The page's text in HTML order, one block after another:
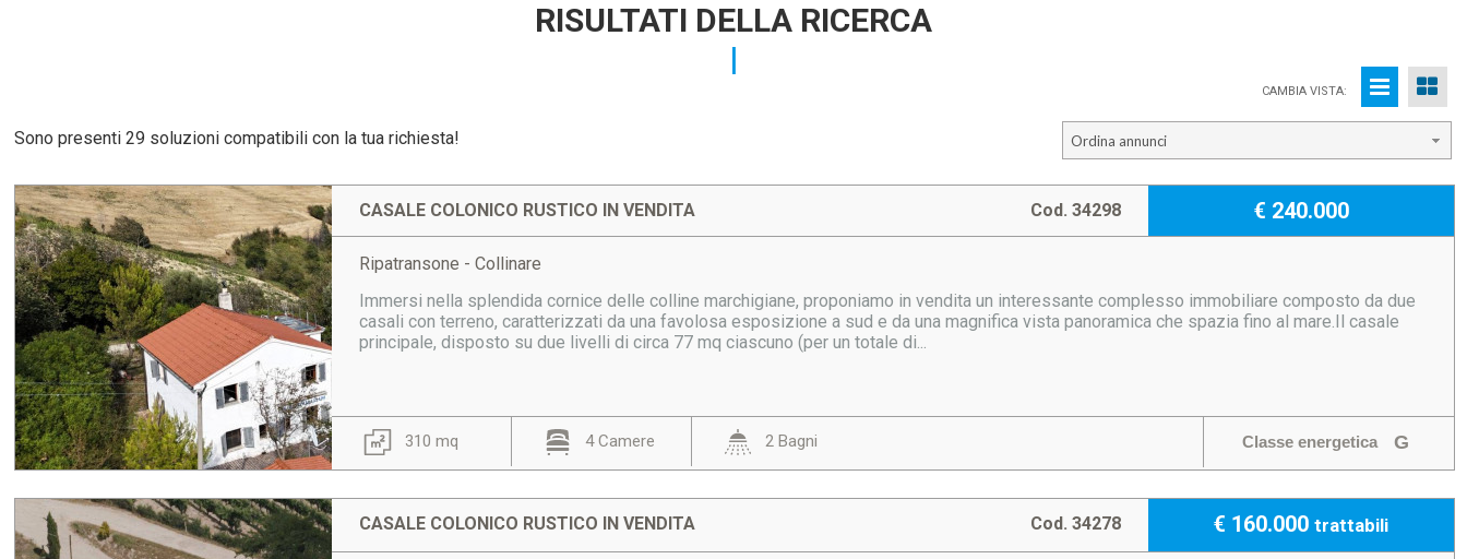
RISULTATI DELLA RICERCA
CAMBIA VISTA:
Sono presenti 29 soluzioni compatibili con la tua richiesta! Ordina annunci
CASALE COLONICO RUSTICO IN VENDITA € 240.000
Cod. 34298
Ripatransone - Collinare
Immersi nella splendida cornice delle colline marchigiane, proponiamo in vendita un interessante complesso immobiliare composto da due
casali con terreno, caratterizzati da una favolosa esposizione a sud e da una magnifica vista panoramica che spazia fino al mare.Il casale
principale, disposto su due livelli di circa 77 mq ciascuno (per un totale di...
310 mq 4 Camere 2 Bagni Classe energetica G
CASALE COLONICO RUSTICO IN VENDITA € 160.000trattabili
Cod. 34278